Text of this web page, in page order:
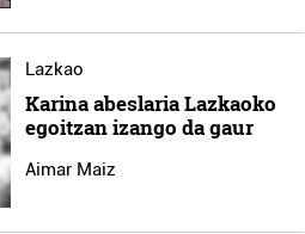
Lazkao
Karina abeslaria Lazkaoko
egoitzan izango da gaur
Aimar Maiz